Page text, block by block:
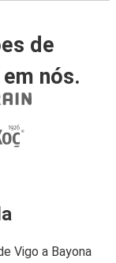
de
nós.
Vigo a Bayona